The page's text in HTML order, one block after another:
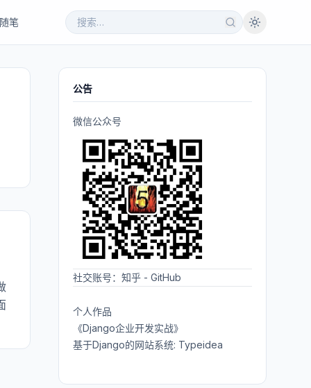
随笔
公告
微信公众号
社交账号： 知乎 - GitHub
个人作品
《Django企业开发实战》
基于Django的网站系统: Typeidea